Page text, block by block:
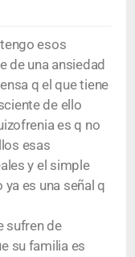
esos
de una ansiedad
q el que tiene
de ello
es q no
esas
y el simple
es una señal q
sufren de
su familia es